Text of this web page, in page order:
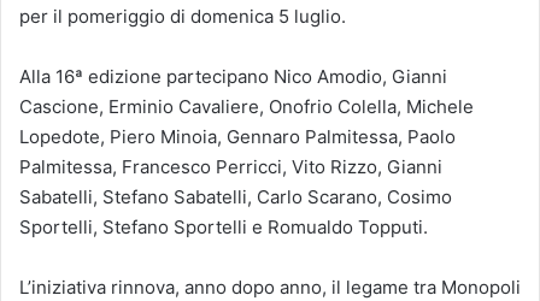
per il pomeriggio di domenica 5 luglio.
Alla 16ª edizione partecipano Nico Amodio, Gianni
Cascione, Erminio Cavaliere, Onofrio Colella, Michele
Lopedote, Piero Minoia, Gennaro Palmitessa, Paolo
Palmitessa, Francesco Perricci, Vito Rizzo, Gianni
Sabatelli, Stefano Sabatelli, Carlo Scarano, Cosimo
Sportelli, Stefano Sportelli e Romualdo Topputi.
L’iniziativa rinnova, anno dopo anno, il legame tra Monopoli